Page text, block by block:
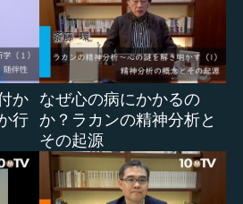
です。
より古典的な自由主義に近い部
は、自国にもデメリットがあ
か
行
なぜ心の病にかかるの
か？ラカンの精神分析と
その起源